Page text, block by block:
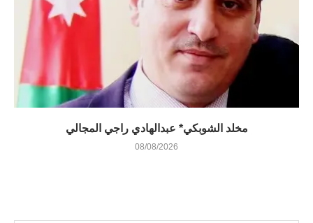
مخلد الشوبكي* عبدالهادي راجي المجالي
08/08/2026